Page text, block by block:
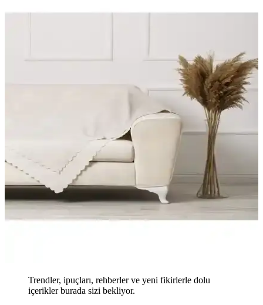
Trendler, ipuçları, rehberler ve yeni fikirlerle dolu
içerikler burada sizi bekliyor.